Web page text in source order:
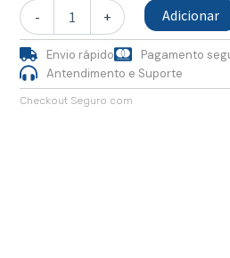
-
Cónica
Grande
Grés
+ Adicionar
Envio rápido
Pagamento
Antendimento e Suporte
Checkout Seguro com